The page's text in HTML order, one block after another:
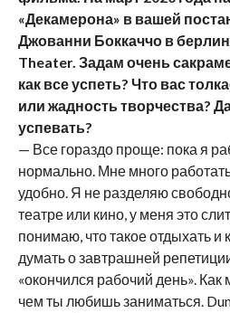
«Декамерона» в вашей
Джованни Боккаччо в
Theater. Задам очень
как все успеть? Что вас
или жадность творчества?
успевать?
— Все гораздо проще: пока я
нормально. Мне много
удобно. Я не разделяю
театре или кино, у меня это
понимаю, что такое отдыхать и
думать о завтрашней
«окончился рабочий день». Как
чем ты любишь заниматься.